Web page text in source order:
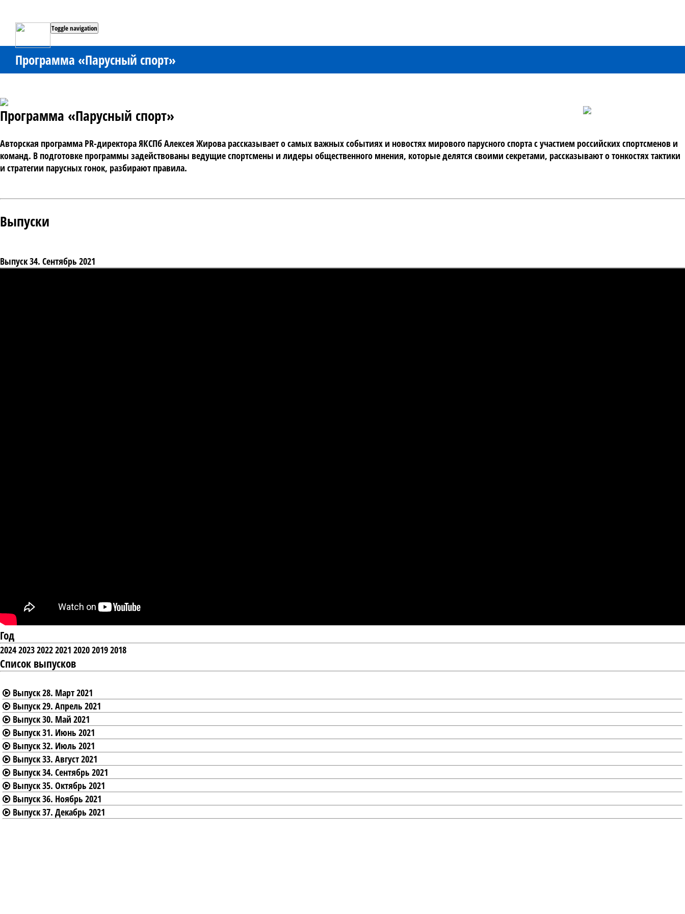
Toggle navigation
Программа «Парусный спорт»
Программа «Парусный спорт»
Авторская программа PR-директора ЯКСПб Алексея Жирова рассказывает о самых важных событиях и новостях мирового парусного спорта с участием российских спортсменов и
команд. В подготовке программы задействованы ведущие спортсмены и лидеры общественного мнения, которые делятся своими секретами, рассказывают о тонкостях тактики
и стратегии парусных гонок, разбирают правила.
Выпуски
Выпуск 34. Сентябрь 2021
Год
2024202320222021 202020192018
Список выпусков
Выпуск 28. Март 2021
Выпуск 29. Апрель 2021
Выпуск 30. Май 2021
Выпуск 31. Июнь 2021
Выпуск 32. Июль 2021
Выпуск 33. Август 2021
Выпуск 34. Сентябрь 2021
Выпуск 35. Октябрь 2021
Выпуск 36. Ноябрь 2021
Выпуск 37. Декабрь 2021